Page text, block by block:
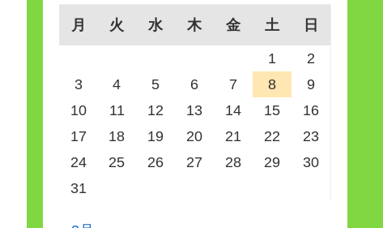
月 火 水 木 金 土 日
1
2
3
4 5 6 7 8
9
10
11 12 13 14 15
16
17
18 19 20 21 22
23
24
25 26 27 28 29
30
31